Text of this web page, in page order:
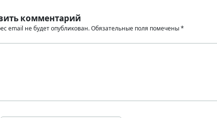
комментарий
email не будет опубликован.Обязательные поля помечены*